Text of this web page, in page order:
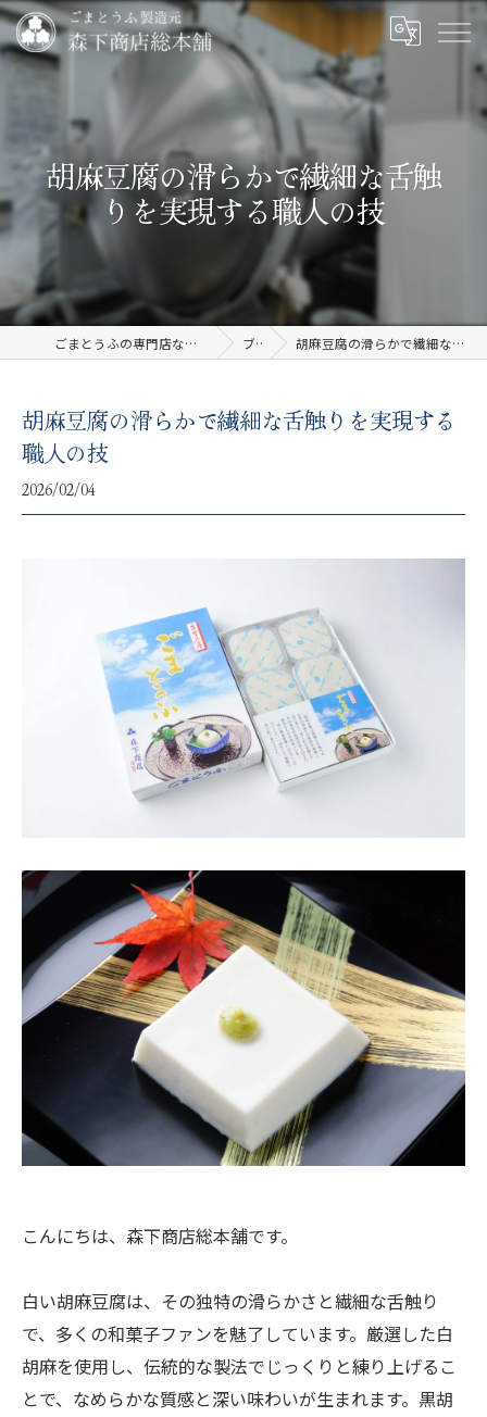
胡麻豆腐の滑らかで繊細な舌触
りを実現する職人の技
ごまとうふの専門店なら有限会社森下商店総本舗 ブログ 胡麻豆腐の滑らかで繊細な舌触りを実現する職人の技
胡麻豆腐の滑らかで繊細な舌触りを実現する
職人の技
2026/02/04
こんにちは、森下商店総本舗です。
白い胡麻豆腐は、その独特の滑らかさと繊細な舌触り
で、多くの和菓子ファンを魅了しています。厳選した白
胡麻を使用し、伝統的な製法でじっくりと練り上げるこ
とで、なめらかな質感と深い味わいが生まれます。黒胡